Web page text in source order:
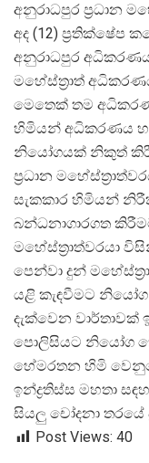
අනුරාධපුර ප්රධාන
අද (12) ප්රතික්ෂේප
අනුරාධපුර
මහේස්ත්රාත්
මෙතෙක් තම
හිමියන් අධිකරණය
නියෝගයක් නිකුත්
ප්රධාන මහේස්ත්
සැකකාර හිමියන්
බන්ධනාගාරගත
මහේස්ත්රාත්වරයා
පෙන්වා දුන් මහේස්ත්
යළි කැඳවීමට
දැක්වෙන
පොලිසියට නියෝග
හේමරතන හිමි
ඉන්ද්රතිස්ස මහතා
සියලු චෝදනා තරයේ
Post Views: 40